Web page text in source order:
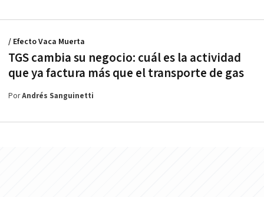
TGS cambia su negocio: cuál es la actividad
que ya factura más que el transporte de gas
/ Efecto Vaca Muerta
PorAndrés Sanguinetti